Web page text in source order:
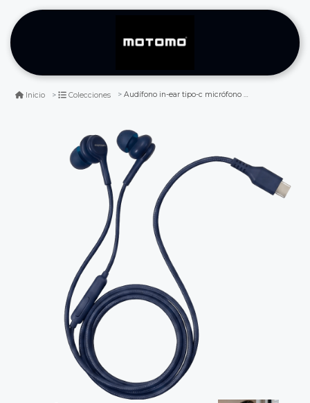
Inicio Colecciones Audífono in-ear tipo-c micrófono trenzado azul